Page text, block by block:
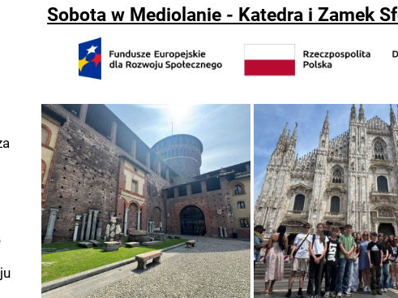
Sobota w Mediolanie - Katedra i Zamek